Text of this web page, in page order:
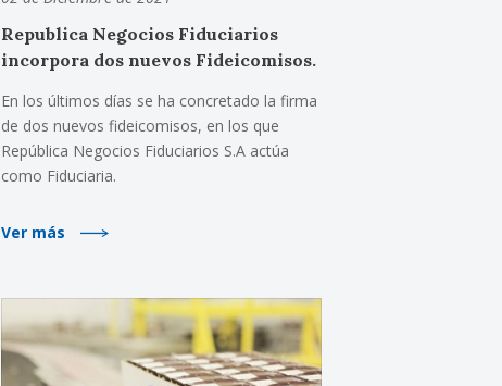
Republica Negocios Fiduciarios
incorpora dos nuevos Fideicomisos.
En los últimos días se ha concretado la firma
de dos nuevos fideicomisos, en los que
República Negocios Fiduciarios S.A actúa
como Fiduciaria.
Ver más